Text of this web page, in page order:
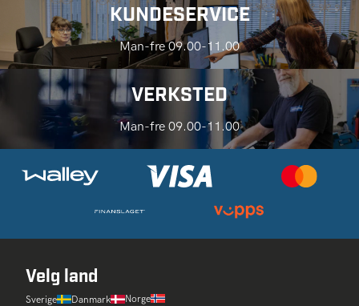
KUNDESERVICE
Man-fre 09.00-11.00
VERKSTED
Man-fre 09.00-11.00
Velg land
Sverige Danmark Norge